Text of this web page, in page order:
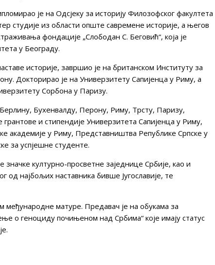
је на Одсјеку за историју Филозофског факултета
студије из области опште савремене историје, а његов
фондације „Слободан С. Беговић“, која је
у Београду.
историје, завршио је на британском Институту за
Докторирао је на Универзитету Сапијенца у Риму, а
Сорбона у Паризу.
Бухенвалду, Перону, Риму, Трсту, Паризу,
и стипендије Универзитета Сапијенца у Риму,
академије у Риму, Представништва Републике Српске у
за успјешне студенте.
културно-просветне заједнице Србије, као и
од најбољих наставника бивше Југославије, те
међународне матуре. Предавач је на обукама за
о геноциду почињеном над Србима“ које имају статус